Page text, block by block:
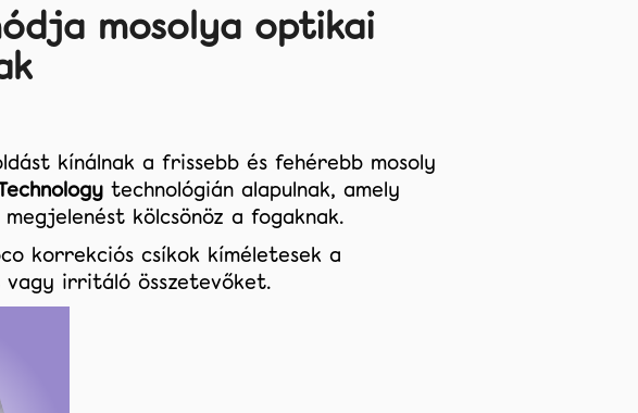
mosolya optikai
kínálnak a frissebb és fehérebb mosoly
technológián alapulnak, amely
kölcsönöz a fogaknak.
korrekciós csíkok kíméletesek a
vagy irritáló összetevőket.
SZÍNKORREKTOR A FOGAK
FEHÉRÍTÉSÉRE